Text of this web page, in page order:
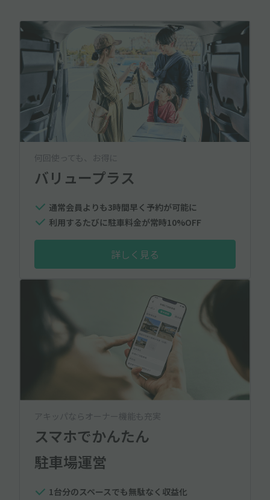
何回使っても、お得に
バリュープラス
通常会員よりも3時間早く予約が可能に
利用するたびに駐車料金が常時10%OFF
詳しく見る
アキッパならオーナー機能も充実
スマホでかんたん
駐車場運営
1台分のスペースでも無駄なく収益化